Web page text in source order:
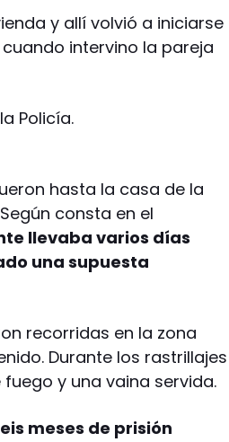
y allí volvió a iniciarse
intervino la pareja
hasta la casa de la
consta en el
llevaba varios días
una supuesta
recorridas en la zona
Durante los rastrillajes
y una vaina servida.
meses de prisión